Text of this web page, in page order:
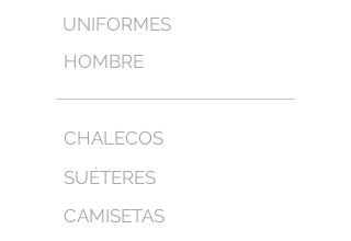
HOMBRE
UNIFORMES
CHALECOS
SUÉTERES
CAMISETAS